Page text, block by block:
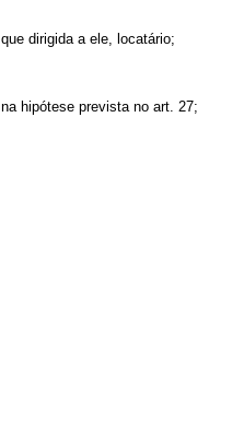
dirigida a ele, locatário;
hipótese prevista no art. 27;